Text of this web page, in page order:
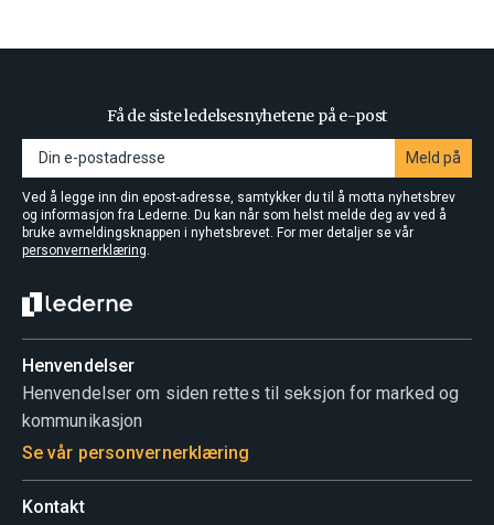
Få de siste ledelsesnyhetene på e-post
Meld på
Ved å legge inn din epost-adresse, samtykker du til å motta nyhetsbrev
og informasjon fra Lederne. Du kan når som helst melde deg av ved å
bruke avmeldingsknappen i nyhetsbrevet. For mer detaljer se vår
personvernerklæring.
Henvendelser
Henvendelser om siden rettes til seksjon for marked og
kommunikasjon
Se vår personvernerklæring
Kontakt